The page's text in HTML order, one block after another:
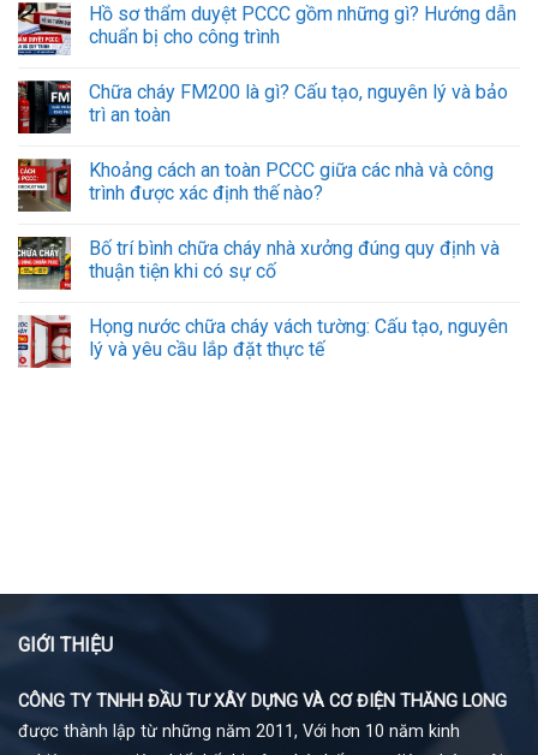
Hồ sơ thẩm duyệt PCCC gồm những gì? Hướng dẫn
chuẩn bị cho công trình
Chữa cháy FM200 là gì? Cấu tạo, nguyên lý và bảo
trì an toàn
Khoảng cách an toàn PCCC giữa các nhà và công
trình được xác định thế nào?
Bố trí bình chữa cháy nhà xưởng đúng quy định và
thuận tiện khi có sự cố
Họng nước chữa cháy vách tường: Cấu tạo, nguyên
lý và yêu cầu lắp đặt thực tế
GIỚI THIỆU
CÔNG TY TNHH ĐẦU TƯ XÂY DỰNG VÀ CƠ ĐIỆN THĂNG LONG
được thành lập từ những năm 2011, Với hơn 10 năm kinh